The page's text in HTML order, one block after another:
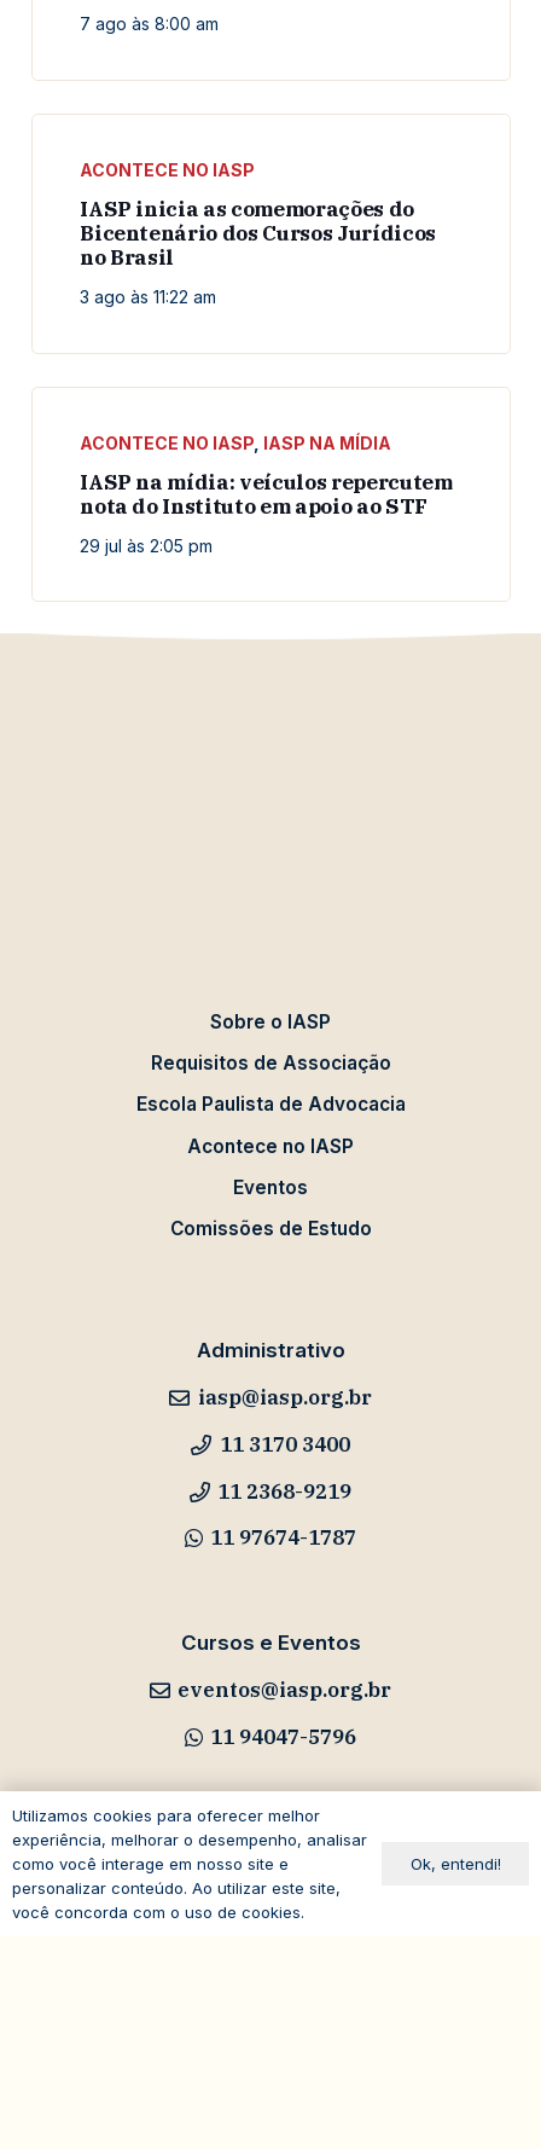
7 ago às 8:00 am
ACONTECE NO IASP
IASP inicia as comemorações do
Bicentenário dos Cursos Jurídicos
no Brasil
3 ago às 11:22 am
ACONTECE NO IASP IASP NA MÍDIA
IASP na mídia: veículos repercutem
nota do Instituto em apoio ao STF
29 jul às 2:05 pm
Sobre o IASP
Requisitos de Associação
Escola Paulista de Advocacia
Acontece no IASP
Eventos
Comissões de Estudo
Administrativo
iasp@iasp.org.br
11 3170 3400
11 2368-9219
11 97674-1787
Cursos e Eventos
eventos@iasp.org.br
11 94047-5796
Avenida Paulista, 1294
19º andar – Bela Vista
Utilizamos cookies para oferecer melhor
experiência, melhorar o desempenho, analisar
como você interage em nosso site e
personalizar conteúdo. Ao utilizar este site,
você concorda com o uso de cookies.
Ok, entendi!